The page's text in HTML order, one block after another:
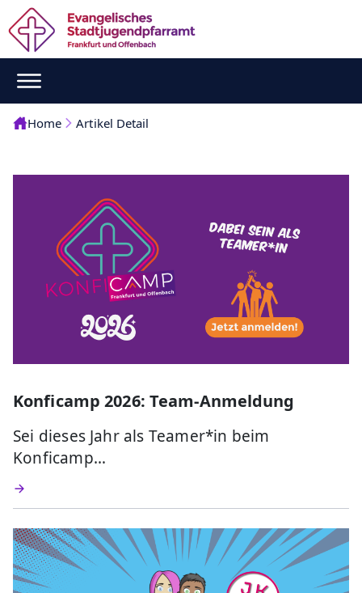
Home Artikel Detail
Konficamp 2026: Team-Anmeldung
Sei dieses Jahr als Teamer*in beim
Konficamp…